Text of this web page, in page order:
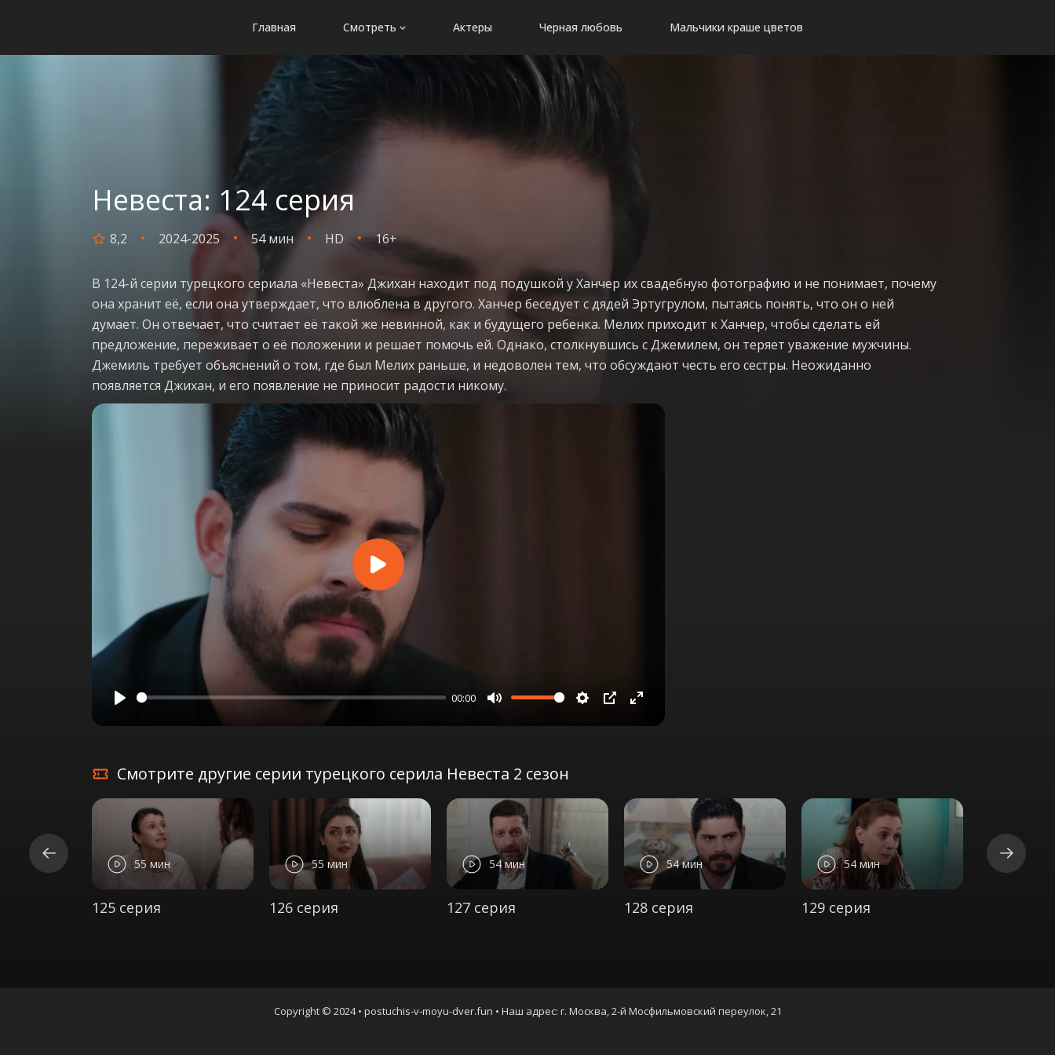
Главная Смотреть Актеры Черная любовь Мальчики краше цветов
Невеста: 124 серия
8,2 2024-2025 54 мин HD 16+
В 124-й серии турецкого сериала «Невеста» Джихан находит под подушкой у Ханчер их свадебную фотографию и не понимает, почему
она хранит её, если она утверждает, что влюблена в другого. Ханчер беседует с дядей Эртугрулом, пытаясь понять, что он о ней
думает. Он отвечает, что считает её такой же невинной, как и будущего ребенка. Мелих приходит к Ханчер, чтобы сделать ей
предложение, переживает о её положении и решает помочь ей. Однако, столкнувшись с Джемилем, он теряет уважение мужчины.
Джемиль требует объяснений о том, где был Мелих раньше, и недоволен тем, что обсуждают честь его сестры. Неожиданно
появляется Джихан, и его появление не приносит радости никому.
00:00
Enter
Play
Смотрите другие серии турецкого серила Невеста 2 сезон
55 мин
125 серия
55 мин
126 серия
54 мин
127 серия
54 мин
128 серия
54 мин
129 серия
53
Copyright © 2024 • postuchis-v-moyu-dver.fun • Наш адрес: г. Москва, 2-й Мосфильмовский переулок, 21